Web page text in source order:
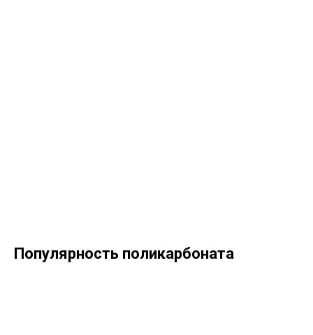
Популярность поликарбоната